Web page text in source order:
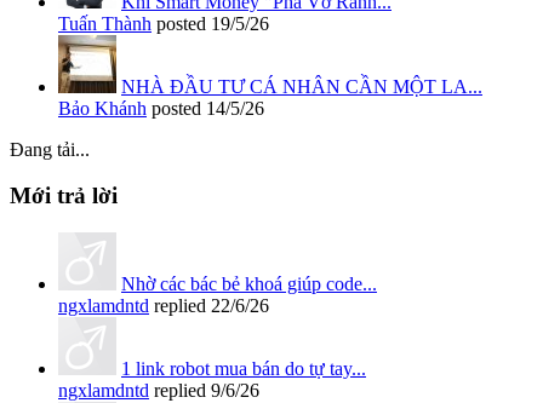
Tuấn Thành posted 19/5/26
NHÀ ĐẦU TƯ CÁ NHÂN CẦN MỘT LA...
Bảo Khánh posted 14/5/26
Đang tải...
Mới trả lời
Nhờ các bác bẻ khoá giúp code...
ngxlamdntd replied 22/6/26
1 link robot mua bán do tự tay...
ngxlamdntd replied 9/6/26